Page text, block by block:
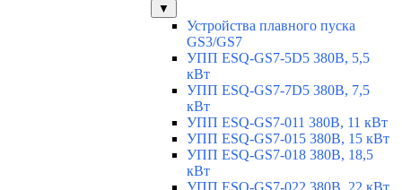
▼
Устройства плавного пуска
GS3/GS7
УПП ESQ-GS7-5D5 380В, 5,5
кВт
УПП ESQ-GS7-7D5 380В, 7,5
кВт
УПП ESQ-GS7-011 380В, 11 кВт
УПП ESQ-GS7-015 380В, 15 кВт
УПП ESQ-GS7-018 380В, 18,5
кВт